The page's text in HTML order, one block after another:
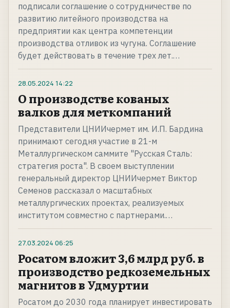
подписали соглашение о сотрудничестве по
развитию литейного производства на
предприятии как центра компетенции
производства отливок из чугуна. Соглашение
будет действовать в течение трех лет.…
28.05.2024 14:22
О производстве кованых
валков для меткомпаний
Представители ЦНИИчермет им. И.П. Бардина
принимают сегодня участие в 21-м
Металлургическом саммите "Русская Сталь:
стратегия роста". В своем выступлении
генеральный директор ЦНИИчермет Виктор
Семенов рассказал о масштабных
металлургических проектах, реализуемых
институтом совместно с партнерами.…
27.03.2024 06:25
Росатом вложит 3,6 млрд руб. в
производство редкоземельных
магнитов в Удмуртии
Росатом до 2030 года планирует инвестировать